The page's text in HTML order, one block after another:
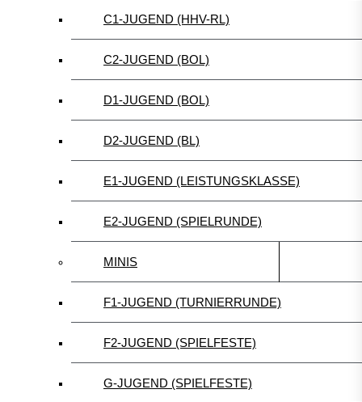
C1-JUGEND (HHV-RL)
C2-JUGEND (BOL)
D1-JUGEND (BOL)
D2-JUGEND (BL)
E1-JUGEND (LEISTUNGSKLASSE)
E2-JUGEND (SPIELRUNDE)
MINIS
F1-JUGEND (TURNIERRUNDE)
F2-JUGEND (SPIELFESTE)
G-JUGEND (SPIELFESTE)